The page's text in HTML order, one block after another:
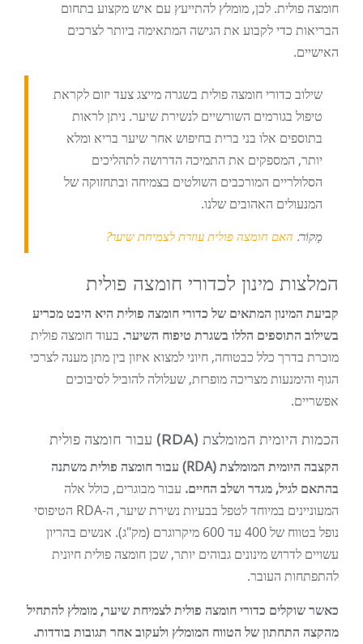
חומצה פולית. לכן, מומלץ להתייעץ עם איש מקצוע בתחום
הבריאות כדי לקבוע את הגישה המתאימה ביותר לצרכים
האישיים.
שילוב כדורי חומצה פולית בשגרה מייצג צעד יזום לקראת
טיפול בגורמים השורשיים לנשירת שיער. ניתן לראות
בתוספים אלו בני ברית בחיפוש אחר שיער בריא ומלא
יותר, המספקים את התמיכה הדרושה לתהליכים
הסלולריים המורכבים השולטים בצמיחה ובתחזוקה של
המנעולים האהובים שלנו.
מָקוֹר: האם חומצה פולית עוזרת לצמיחת שיער?
המלצות מינון לכדורי חומצה פולית
קביעת המינון המתאים של כדורי חומצה פולית היא היבט מכריע
בשילוב התוספים הללו בשגרת טיפוח השיער. בעוד חומצה פולית
מוכרת בדרך כלל כבטוחה, חיוני למצוא איזון בין מתן מענה לצרכי
הגוף והימנעות מצריכה מופרזת, שעלולה להוביל לסיבוכים
אפשריים.
הכמות היומית המומלצת (RDA) עבור חומצה פולית
הקצבה היומית המומלצת (RDA) עבור חומצה פולית משתנה
בהתאם לגיל, מגדר ושלב החיים. עבור מבוגרים, כולל אלה
המעוניינים במיוחד לטפל בבעיות נשירת שיער, ה-RDA הטיפוסי
נופל בטווח של 400 עד 600 מיקרוגרם (מק"ג). אנשים בהריון
עשויים לדרוש מינונים גבוהים יותר, שכן חומצה פולית חיונית
להתפתחות העובר.
כאשר שוקלים כדורי חומצה פולית לצמיחת שיער, מומלץ להתחיל
מהקצה התחתון של הטווח המומלץ ולעקוב אחר תגובות בודדות.